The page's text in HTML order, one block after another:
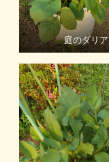
庭のダリア